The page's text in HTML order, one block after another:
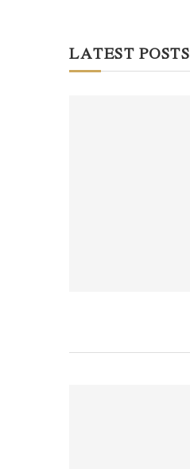
LATEST POSTS